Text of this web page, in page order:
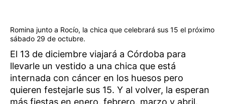
Romina junto a Rocío, la chica que celebrará sus 15 el próximo
sábado 29 de octubre.
El 13 de diciembre viajará a Córdoba para
llevarle un vestido a una chica que está
internada con cáncer en los huesos pero
quieren festejarle sus 15. Y al volver, la esperan
más fiestas en enero, febrero, marzo y abril.